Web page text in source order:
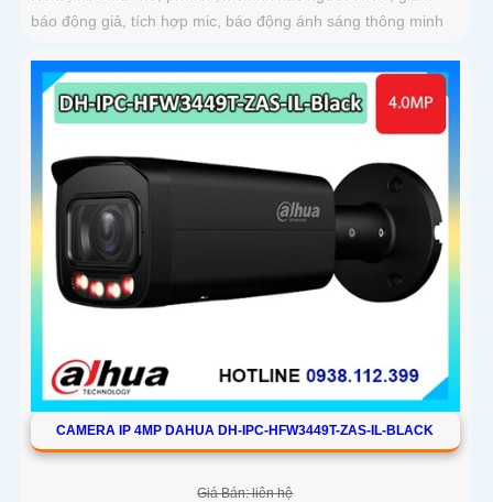
báo động giả, tích hợp mic, báo động ánh sáng thông minh
CAMERA IP 4MP DAHUA DH-IPC-HFW3449T-ZAS-IL-BLACK
Giá Bán: liên hệ